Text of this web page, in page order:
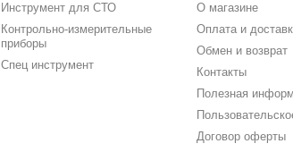
Инструмент для СТО
Контрольно-измерительные
приборы
Спец инструмент
О магазине
Оплата и
Обмен и возврат
Контакты
Полезная
Договор оферты